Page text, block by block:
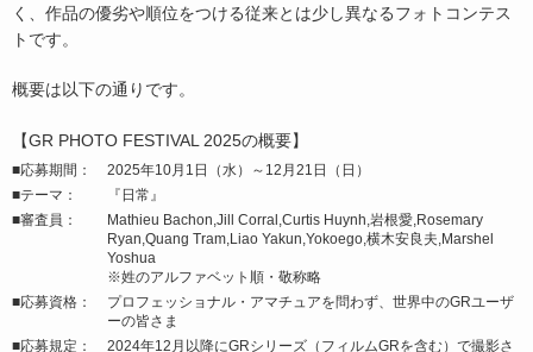
く、作品の優劣や順位をつける従来とは少し異なるフォトコンテス
トです。
概要は以下の通りです。
【GR PHOTO FESTIVAL 2025の概要】
■応募期間：
2025年10月1日（水）～12月21日（日）
■テーマ：
『日常』
■審査員：
Mathieu Bachon,Jill Corral,Curtis Huynh,岩根愛,Rosemary
Ryan,Quang Tram,Liao Yakun,Yokoego,横木安良夫,Marshel
Yoshua
※姓のアルファベット順・敬称略
■応募資格：
プロフェッショナル・アマチュアを問わず、世界中のGRユーザ
ーの皆さま
■応募規定：
2024年12月以降にGRシリーズ（フィルムGRを含む）で撮影さ